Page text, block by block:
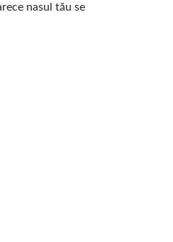
nasul tău se